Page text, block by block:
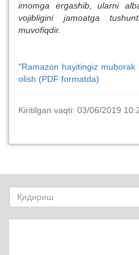
imomga ergashib, ularni
vojibligini jamoatga
muvofiqdir.
"Ramazon hayitingiz muborak
olish (PDF formatda)
Kiritilgan vaqti: 03/06/2019